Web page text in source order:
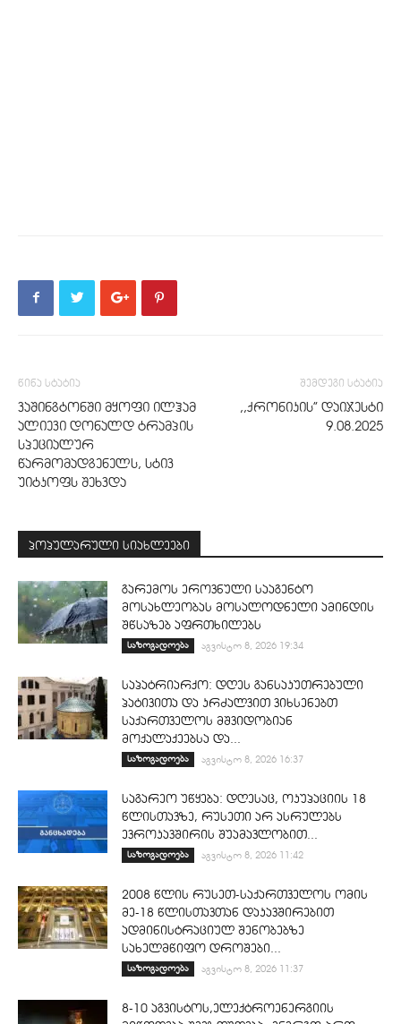
წინა სტატია
ვაშინგტონში მყოფი ილჰამ
ალიევი დონალდ ტრამპის
სპეციალურ
წარმომადგენელს, სტივ
უიტკოფს შეხვდა
შემდეგი სტატია
,,ქრონიკის” დაიჯესტი
9.08.2025
პოპულარული სიახლეები
გარემოს ეროვნული სააგენტო
მოსახლეობას მოსალოდნელი ამინდის
შწსაზებ აფრთხილებს
საზოგადოება აგვისტო 8, 2026 19:34
საპატრიარქო: დღეს განსაკუთრებული
პატივითა და კრძალვით ვიხსენებთ
საქართველოს მშვიდობიან
მოქალაქეებსა და...
საზოგადოება აგვისტო 8, 2026 16:37
საგარეო უწყება: დღესაც, ოკუპაციის 18
წლისთავზე, რუსეთი არ ასრულებს
ევროკავშირის შუამავლობით...
საზოგადოება აგვისტო 8, 2026 11:42
2008 წლის რუსეთ-საქართველოს ომის
მე-18 წლისთავთან დაკავშირებით
ადმინისტრაციულ შენობებზე
სახელმწიფო დროშები...
საზოგადოება აგვისტო 8, 2026 11:37
8-10 აგვისტოს,ელექტროენერგიის